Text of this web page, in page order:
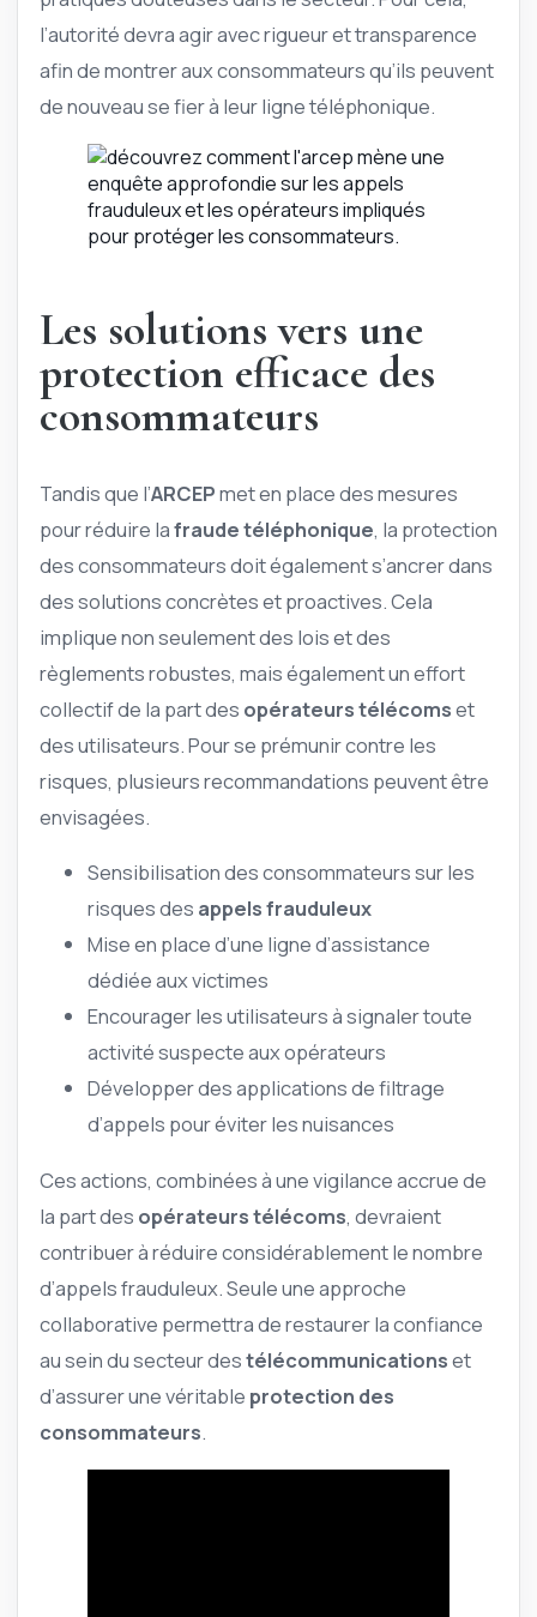
l’autorité devra agir avec rigueur et transparence
afin de montrer aux consommateurs qu’ils peuvent
de nouveau se fier à leur ligne téléphonique.
Les solutions vers une
protection efficace des
consommateurs
Tandis que l’ARCEPmet en place des mesures
pour réduire lafraude téléphonique , la protection
des consommateurs doit également s’ancrer dans
des solutions concrètes et proactives. Cela
implique non seulement des lois et des
règlements robustes, mais également un effort
collectif de la part des opérateurs télécomset
des utilisateurs. Pour se prémunir contre les
risques, plusieurs recommandations peuvent être
envisagées.
Sensibilisation des consommateurs sur les
risques des appels frauduleux
Mise en place d’une ligne d’assistance
dédiée aux victimes
Encourager les utilisateurs à signaler toute
activité suspecte aux opérateurs
Développer des applications de filtrage
d’appels pour éviter les nuisances
Ces actions, combinées à une vigilance accrue de
la part des opérateurs télécoms , devraient
contribuer à réduire considérablement le nombre
d’appels frauduleux. Seule une approche
collaborative permettra de restaurer la confiance
au sein du secteur destélécommunicationset
d’assurer une véritable protection des
consommateurs